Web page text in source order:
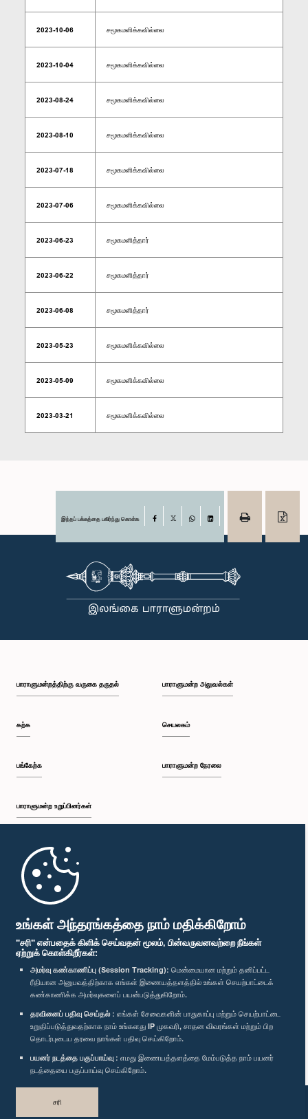
உங்கள் அந்தரங்கத்தை நாம் மதிக்கிறோம்
"சரி" என்பதைக் கிளிக் செய்வதன் மூலம், பின்வருவனவற்றை நீங்கள்
ஏற்றுக் கொள்கிறீர்கள்:
அமர்வு கண்காணிப்பு (Session Tracking): மென்மையான மற்றும் தனிப்பட்ட
ரீதியான அனுபவத்திற்காக எங்கள் இணையத்தளத்தில் உங்கள் செயற்பாட்டைக்
கண்காணிக்க அமர்வுகளைப் பயன்படுத்துகிறோம்.
தரவினைப் பதிவு செய்தல் : எங்கள் சேவைகளின் பாதுகாப்பு மற்றும் செயற்பாட்டை
உறுதிப்படுத்துவதற்காக நாம் உங்களது IP முகவரி, சாதன விவரங்கள் மற்றும் பிற
தொடர்புடைய தரவை நாங்கள் பதிவு செய்கிறோம்.
பயனர் நடத்தை பகுப்பாய்வு : எமது இணையத்தளத்தை மேம்படுத்த நாம் பயனர்
நடத்தையை பகுப்பாய்வு செய்கிறோம்.
சரி
2023-10-06 சமூகமளிக்கவில்லை
2023-10-04 சமூகமளிக்கவில்லை
2023-08-24 சமூகமளிக்கவில்லை
2023-08-10 சமூகமளிக்கவில்லை
2023-07-18 சமூகமளிக்கவில்லை
2023-07-06 சமூகமளிக்கவில்லை
2023-06-23 சமூகமளித்தார்
2023-06-22 சமூகமளித்தார்
2023-06-08 சமூகமளித்தார்
2023-05-23 சமூகமளிக்கவில்லை
2023-05-09 சமூகமளிக்கவில்லை
2023-03-21 சமூகமளிக்கவில்லை
இந்தப் பக்கத்தை பகிர்ந்து கொள்க Facebook
பாராளுமன்றத்திற்கு வருகை தருதல்
கற்க
பங்கேற்க
பாராளுமன்ற உறுப்பினர்கள்
முதற்பக்கம்
பாராளுமன்ற அலுவல்கள்
செயலகம்
பாராளுமன்ற நேரலை
பாராளுமன்ற கையடக்க செயலி
எம்மை பின்தொடர்க :
விருதுகள்
தனியுரிமைக் கொள்கை